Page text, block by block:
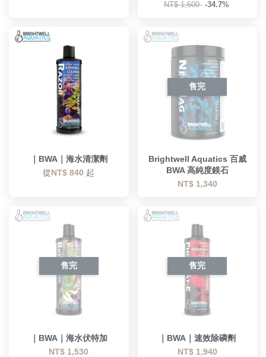
NT$ 1,600 -34.7%
｜BWA｜海水清潔劑
從NT$ 840 起
售完
Brightwell Aquatics 百威
BWA 高純度鎂石
NT$ 1,340
售完
｜BWA｜海水伏特加
NT$ 1,530
售完
｜BWA｜速效除磷劑
NT$ 1,940